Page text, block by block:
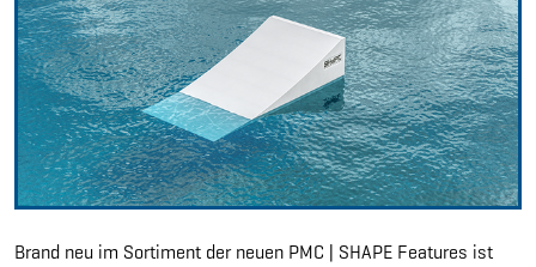
Brand neu im Sortiment der neuen PMC | SHAPE Features ist